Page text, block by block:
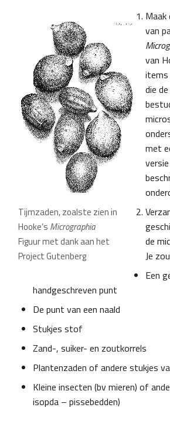
Tijmzaden, zoalste zien in
Hooke’s Micrographia
Figuur met dank aan het
Project Gutenberg
Maak
van
van
items
die
met
de
Je
Een
handgeschreven punt
De punt van een naald
Stukjes stof
Zand-, suiker- en zoutkorrels
Plantenzaden of andere stukjes
Kleine insecten (bv mieren) of
isopda – pissebedden)